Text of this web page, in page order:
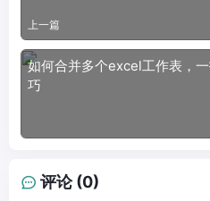
上一篇
如何合并多个excel工作表，
巧
评论 (0)